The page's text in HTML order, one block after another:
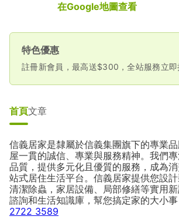
在Google地圖查看
特色優惠
註冊新會員，最高送$300，全站服務立即
首頁文章
信義居家是隸屬於信義集團旗下的專業
屋一貫的誠信、專業與服務精神。我們
品質，提供多元化且優質的服務，成為
站式居住生活平台。信義居家提供您設計
清潔除蟲，家居設備、局部修繕等實用
諮詢和生活知識庫，幫您搞定家的大小事
2722 3589